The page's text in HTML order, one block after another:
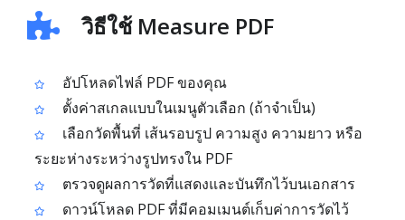
วิธีใช้ Measure PDF
อัปโหลดไฟล์ PDF ของคุณ
ตั้งค่าสเกลแบบในเมนูตัวเลือก (ถ้าจำเป็น)
เลือกวัดพื้นที่ เส้นรอบรูป ความสูง ความยาว หรือ
ระยะห่างระหว่างรูปทรงใน PDF
ตรวจดูผลการวัดที่แสดงและบันทึกไว้บนเอกสาร
ดาวน์โหลด PDF ที่มีคอมเมนต์เก็บค่าการวัดไว้